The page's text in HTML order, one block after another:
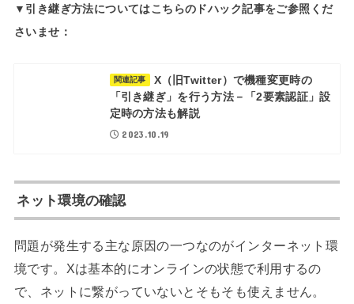
▼引き継ぎ方法についてはこちらのドハック記事をご参照くだ
さいませ：
関連記事
X（旧Twitter）で機種変更時の
「引き継ぎ」を行う方法－「2要素認証」設
定時の方法も解説
2023.10.19
ネット環境の確認
問題が発生する主な原因の一つなのがインターネット環
境です。Xは基本的にオンラインの状態で利用するの
で、ネットに繋がっていないとそもそも使えません。